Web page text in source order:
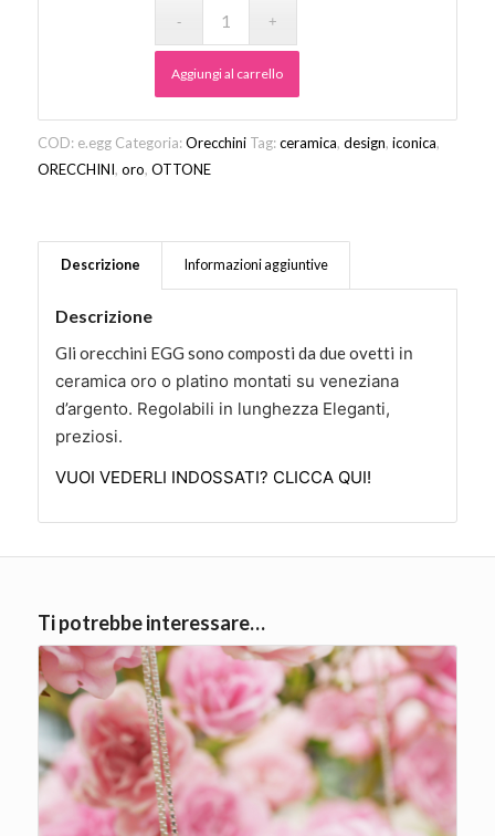
Aggiungi al carrello
COD: e.egg Categoria:Orecchini Tag:ceramica, design, iconica,
ORECCHINI, oro, OTTONE
Descrizione Informazioni aggiuntive
Descrizione
Gli orecchini EGG sono composti da due ovetti in
ceramica oro o platino montati su veneziana
d’argento. Regolabili in lunghezza Eleganti,
preziosi.
VUOI VEDERLI INDOSSATI? CLICCA QUI!
Ti potrebbe interessare…